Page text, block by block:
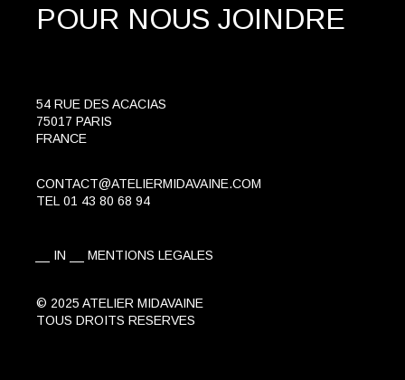
POUR NOUS JOINDRE
54 RUE DES ACACIAS
75017 PARIS
FRANCE
CONTACT@ATELIERMIDAVAINE.COM
TEL 01 43 80 68 94
IN MENTIONS LEGALES
© 2025 ATELIER MIDAVAINE
TOUS DROITS RESERVES